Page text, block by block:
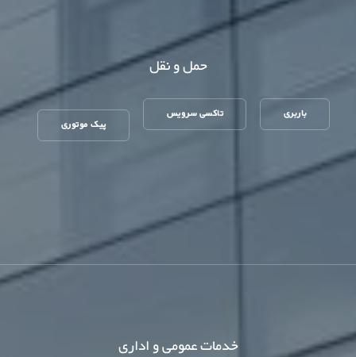
حمل و نقل
باربری تاکسی سرویس
پیک موتوری
خدمات عمومی و اداری